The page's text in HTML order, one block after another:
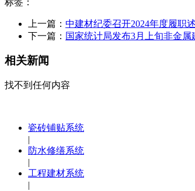
上一篇： 中建材纪委召开2024年度履职
下一篇： 国家统计局发布3月上旬非金
相关新闻
找不到任何内容
瓷砖铺贴系统
|
防水修缮系统
|
工程建材系统
|